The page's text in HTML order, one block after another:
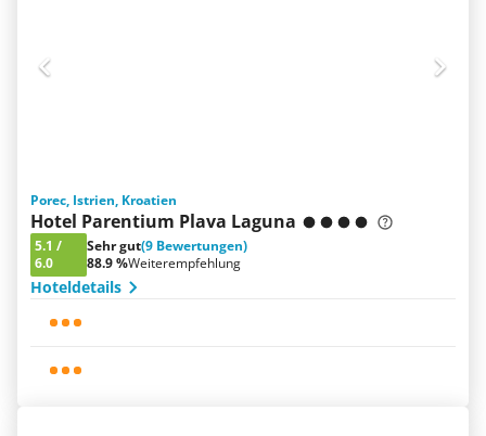
Porec, Istrien, Kroatien
Hotel Parentium Plava Laguna
5.1 /
6.0
Sehr gut(9 Bewertungen)
88.9 %Weiterempfehlung
Hoteldetails